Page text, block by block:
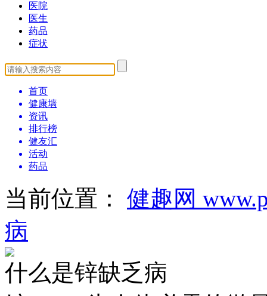
医院
医生
药品
症状
首页
健康墙
资讯
排行榜
健友汇
活动
药品
当前位置： 健趣网
病
什么是锌缺乏病